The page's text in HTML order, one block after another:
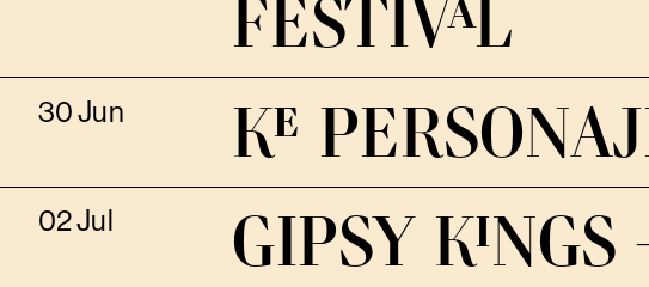
FESTIVAL
30 Jun KE
02 Jul GIPSY KINGS